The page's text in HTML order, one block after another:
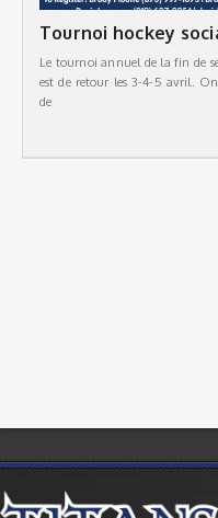
Tournoi hockey
Le tournoi annuel de la fin de
est de retour les 3-4-5 avril.
de